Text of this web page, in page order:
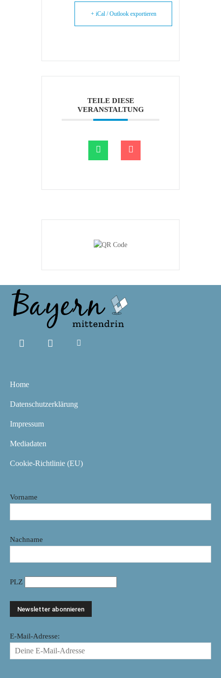
+ iCal / Outlook exportieren
TEILE DIESE
VERANSTALTUNG
Home
Datenschutzerklärung
Impressum
Mediadaten
Cookie-Richtlinie (EU)
Vorname
Nachname
PLZ
E-Mail-Adresse: